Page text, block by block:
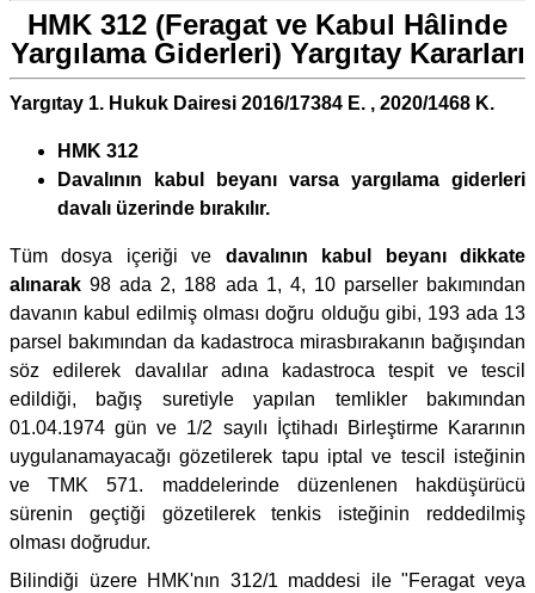
HMK 312 (Feragat ve Kabul Hâlinde
Yargılama Giderleri) Yargıtay Kararları
Yargıtay 1. Hukuk Dairesi 2016/17384 E. , 2020/1468 K.
HMK 312
Davalının kabul beyanı varsa yargılama giderleri
davalı üzerinde bırakılır.
Tüm dosya içeriği ve davalının kabul beyanı dikkate
alınarak 98 ada 2, 188 ada 1, 4, 10 parseller bakımından
davanın kabul edilmiş olması doğru olduğu gibi, 193 ada 13
parsel bakımından da kadastroca mirasbırakanın bağışından
söz edilerek davalılar adına kadastroca tespit ve tescil
edildiği, bağış suretiyle yapılan temlikler bakımından
01.04.1974 gün ve 1/2 sayılı İçtihadı Birleştirme Kararının
uygulanamayacağı gözetilerek tapu iptal ve tescil isteğinin
ve TMK 571. maddelerinde düzenlenen hakdüşürücü
sürenin geçtiği gözetilerek tenkis isteğinin reddedilmiş
olması doğrudur.
Bilindiği üzere HMK'nın 312/1 maddesi ile "Feragat veya